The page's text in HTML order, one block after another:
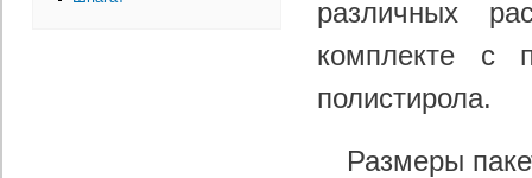
различных
комплекте с
полистирола.
Размеры